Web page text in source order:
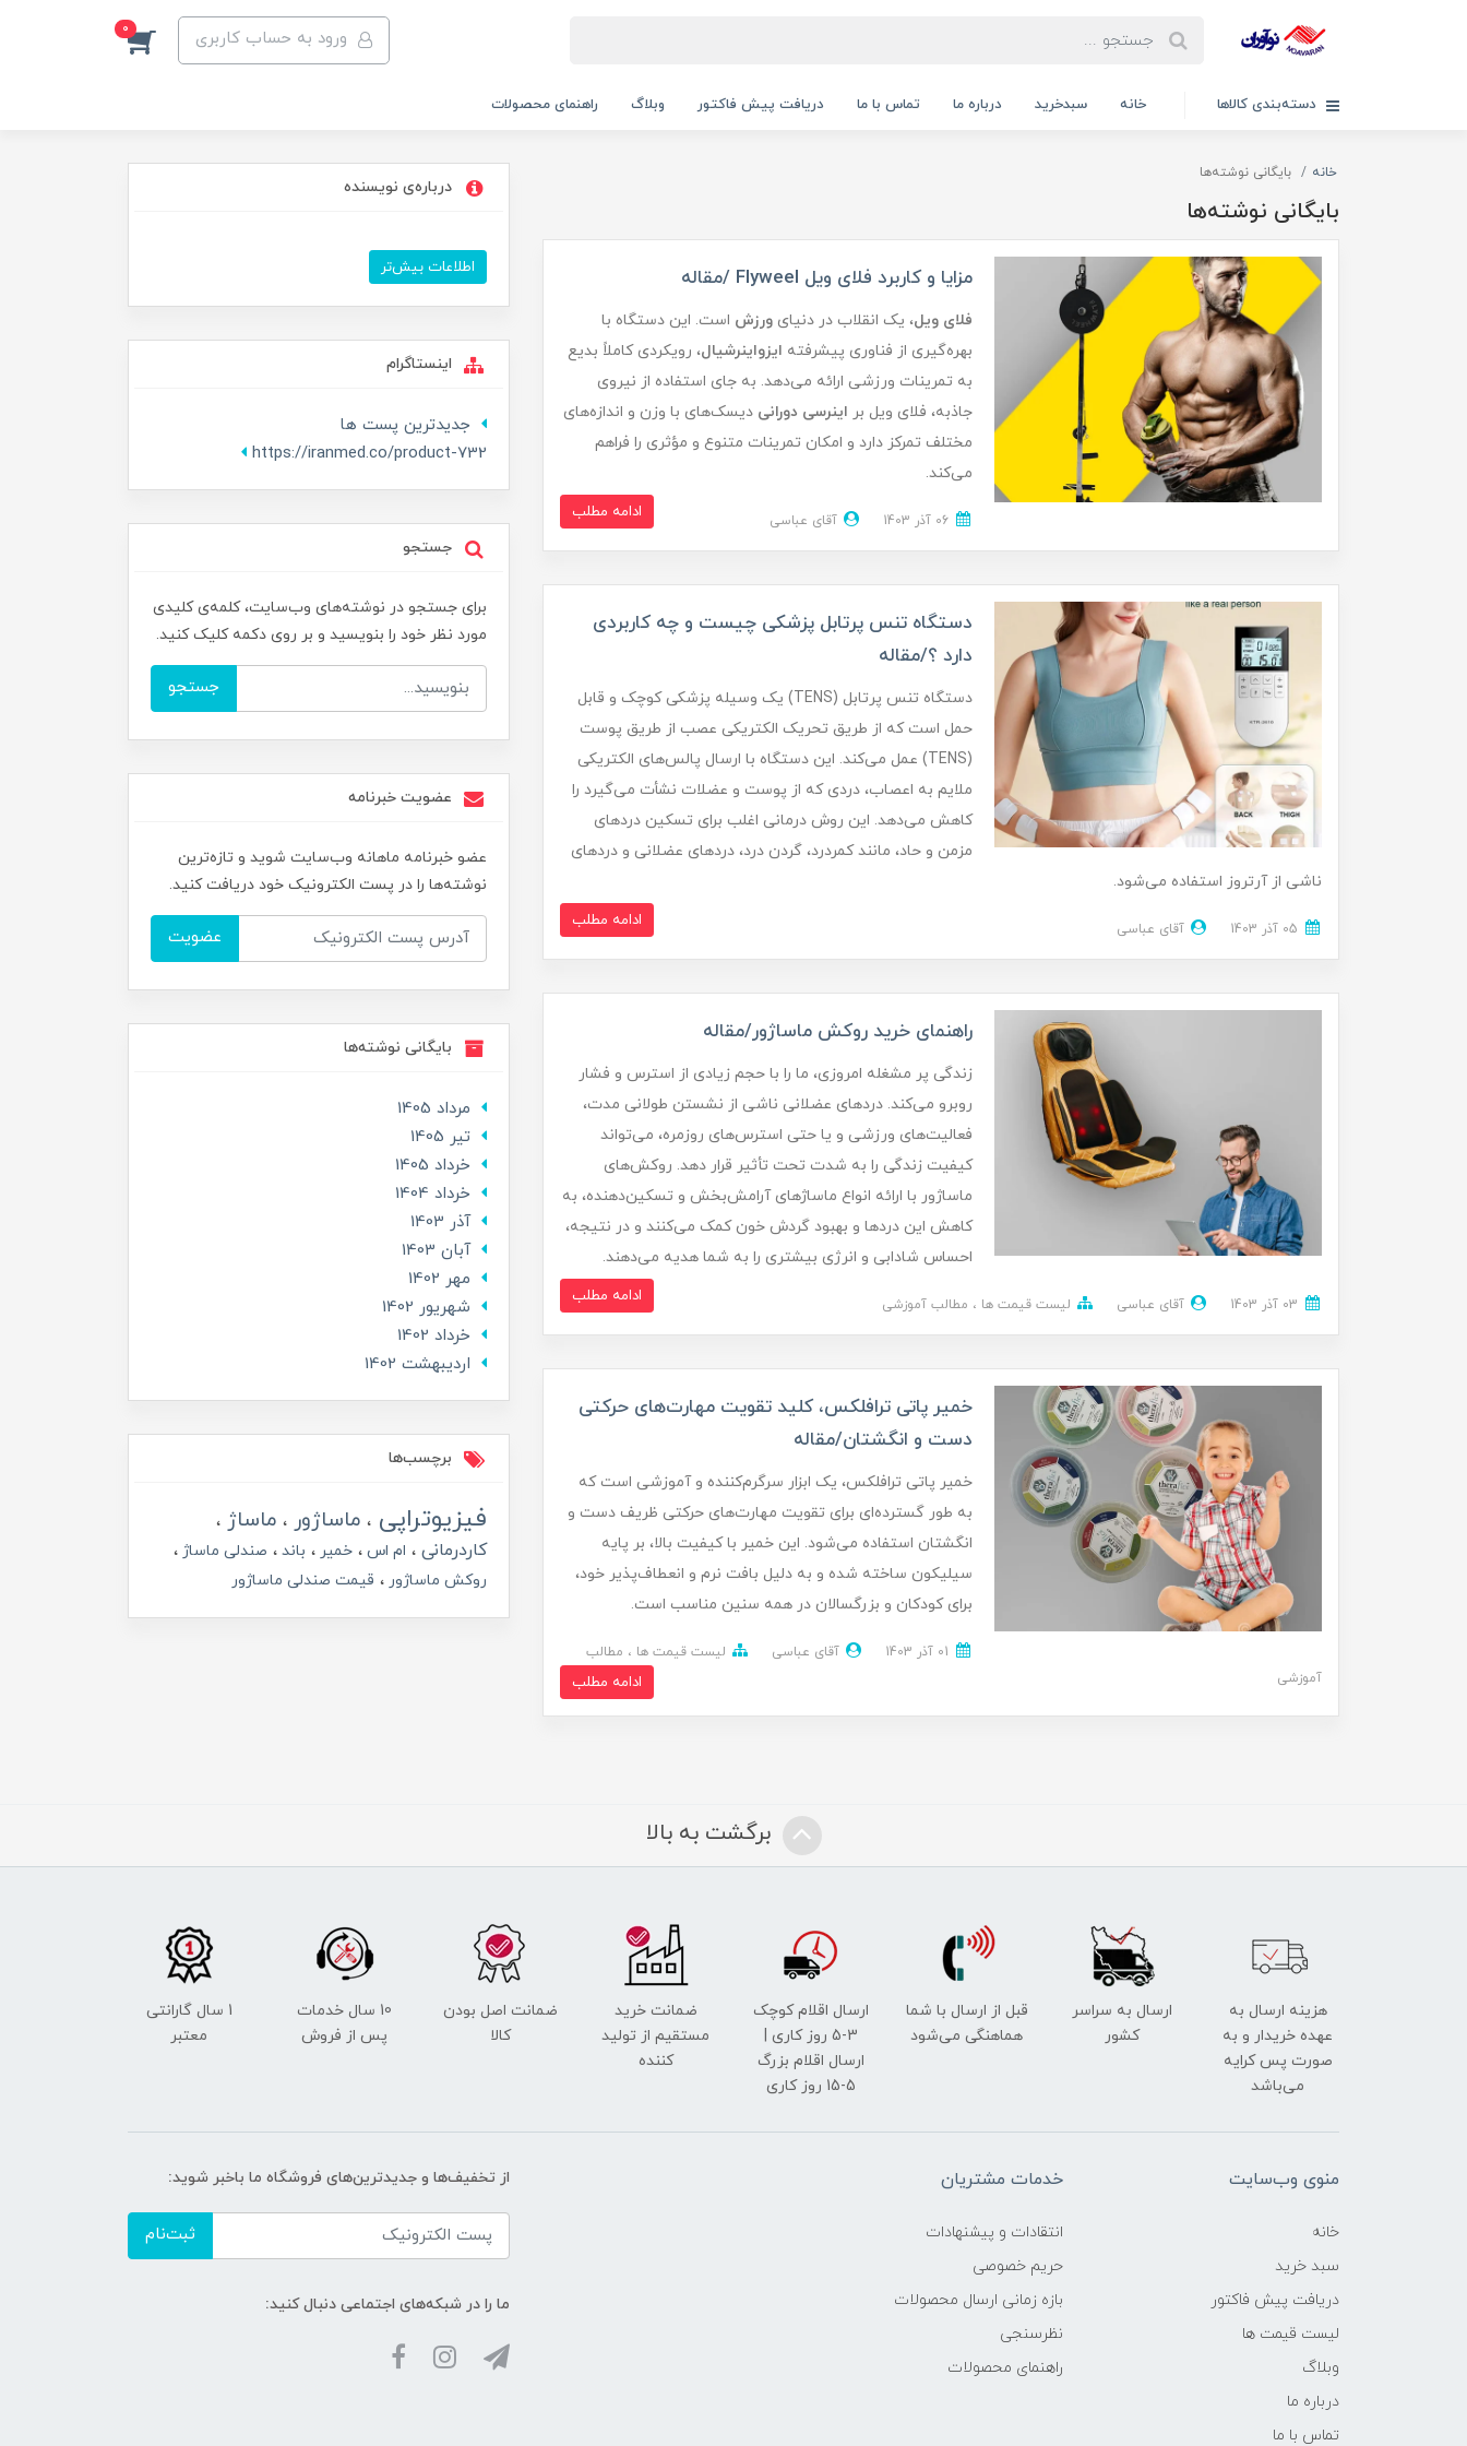
ورود به حساب کاربری 0
دسته‌بندی کالاها خانه سبدخرید درباره ما تماس با ما دریافت پیش فاکتور وبلاگ راهنمای محصولات
خانه بایگانی نوشته‌ها
بایگانی نوشته‌ها
مزایا و کاربرد فلای ویل Flyweel /مقاله
فلای ویل، یک انقلاب در دنیای ورزش است. این دستگاه با
بهره‌گیری از فناوری پیشرفته ایزواینرشیال، رویکردی کاملاً بدیع
به تمرینات ورزشی ارائه می‌دهد. به جای استفاده از نیروی
جاذبه، فلای ویل بر اینرسی دورانی دیسک‌های با وزن و اندازه‌های
مختلف تمرکز دارد و امکان تمرینات متنوع و مؤثری را فراهم
می‌کند.
آقای عباسی ادامه مطلب
دستگاه تنس پرتابل پزشکی چیست و چه کاربردی
دارد ؟/مقاله
دستگاه تنس پرتابل (TENS) یک وسیله پزشکی کوچک و قابل
حمل است که از طریق تحریک الکتریکی عصب از طریق پوست
(TENS) عمل می‌کند. این دستگاه با ارسال پالس‌های الکتریکی
ملایم به اعصاب، دردی که از پوست و عضلات نشأت می‌گیرد را
کاهش می‌دهد. این روش درمانی اغلب برای تسکین دردهای
مزمن و حاد، مانند کمردرد، گردن درد، دردهای عضلانی و دردهای
ناشی از آرتروز استفاده می‌شود.
آقای عباسی ادامه مطلب
راهنمای خرید روکش ماساژور/مقاله
زندگی پر مشغله امروزی، ما را با حجم زیادی از استرس و فشار
روبرو می‌کند. دردهای عضلانی ناشی از نشستن طولانی مدت،
فعالیت‌های ورزشی و یا حتی استرس‌های روزمره، می‌تواند
کیفیت زندگی را به شدت تحت تأثیر قرار دهد. روکش‌های
ماساژور با ارائه انواع ماساژهای آرامش‌بخش و تسکین‌دهنده، به
کاهش این دردها و بهبود گردش خون کمک می‌کنند و در نتیجه،
احساس شادابی و انرژی بیشتری را به شما هدیه می‌دهند.
آقای عباسی لیست قیمت ها مطالب آموزشی ادامه مطلب
خمیر پاتی ترافلکس، کلید تقویت مهارت‌های حرکتی
دست و انگشتان/مقاله
خمیر پاتی ترافلکس، یک ابزار سرگرم‌کننده و آموزشی است که
به طور گسترده‌ای برای تقویت مهارت‌های حرکتی ظریف دست و
انگشتان استفاده می‌شود. این خمیر با کیفیت بالا، بر پایه
سیلیکون ساخته شده و به دلیل بافت نرم و انعطاف‌پذیر خود،
برای کودکان و بزرگسالان در همه سنین مناسب است.
آقای عباسی لیست قیمت ها
مطالب
آموزشی
ادامه مطلب
درباره‌ی نویسنده
اطلاعات بیش‌تر
اینستاگرام
جدیدترین پست ها
https://iranmed.co/product-732
جستجو
برای جستجو در نوشته‌های وب‌سایت، کلمه‌ی کلیدی
مورد نظر خود را بنویسید و بر روی دکمه کلیک کنید.
جستجو
عضویت خبرنامه
عضو خبرنامه ماهانه وب‌سایت شوید و تازه‌ترین
نوشته‌ها را در پست الکترونیک خود دریافت کنید.
عضویت
بایگانی نوشته‌ها
مرداد 1405
تير 1405
خرداد 1405
خرداد 1404
آذر 1403
آبان 1403
مهر 1402
شهریور 1402
خرداد 1402
ارديبهشت 1402
برچسب‌ها
فیزیوتراپی ماساژور ماساژ
کاردرمانی ام اس خمیر باند
صندلی ماساژ
روکش ماساژور
قیمت صندلی ماساژور
برگشت به بالا
هزینه ارسال به
عهده خریدار و به
صورت پس کرایه
می‌باشد
ارسال به سراسر
کشور
قبل از ارسال با شما
هماهنگی می‌شود
ارسال اقلام کوچک
3-5 روز کاری |
ارسال اقلام بزرگ
5-15 روز کاری
ضمانت خرید
مستقیم از تولید
کننده
ضمانت اصل بودن
کالا
10 سال خدمات
پس از فروش
1 سال گارانتی
معتبر
منوی وب‌سایت
خانه
سبد خرید
دریافت پیش فاکتور
لیست قیمت ها
وبلاگ
درباره ما
تماس با ما
خدمات مشتریان
انتقادات و پیشنهادات
حریم خصوصی
بازه زمانی ارسال محصولات
نظرسنجی
راهنمای محصولات
از تخفیف‌ها و جدیدترین‌های فروشگاه ما باخبر شوید:
ثبت‌نام
ما را در شبکه‌های اجتماعی دنبال کنید: